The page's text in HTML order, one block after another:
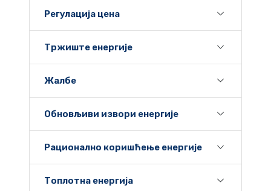
Регулација цена
Тржиште енергије
Жалбе
Обновљиви извори енергије
Рационално коришћење енергије
Топлотна енергија